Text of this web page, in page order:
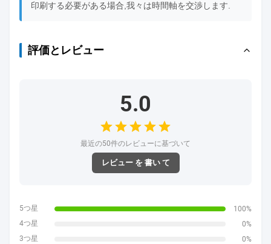
印刷する必要がある場合,我々は時間軸を交渉します.
評価とレビュー
5.0
最近の50件のレビューに基づいて
レビュー を 書い て
5つ星
100%
4つ星
0%
3つ星
0%